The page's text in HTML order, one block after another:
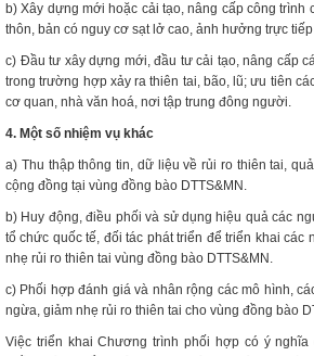
b) Xây dựng mới hoặc cải tạo, nâng cấp công trình
thôn, bản có nguy cơ sạt lở cao, ảnh hưởng trực
c) Đầu tư xây dựng mới, đầu tư cải tạo, nâng cấp
trong trường hợp xảy ra thiên tai, bão, lũ; ưu tiên
cơ quan, nhà văn hoá, nơi tập trung đông người.
4. Một số nhiệm vụ khác
a) Thu thập thông tin, dữ liệu về rủi ro thiên tai,
cộng đồng tại vùng đồng bào DTTS&MN.
b) Huy động, điều phối và sử dụng hiệu quả các
tổ chức quốc tế, đối tác phát triển để triển khai các
nhẹ rủi ro thiên tai vùng đồng bào DTTS&MN.
c) Phối hợp đánh giá và nhân rộng các mô hình,
ngừa, giảm nhẹ rủi ro thiên tai cho vùng đồng bào
Việc triển khai Chương trình phối hợp có ý nghĩa